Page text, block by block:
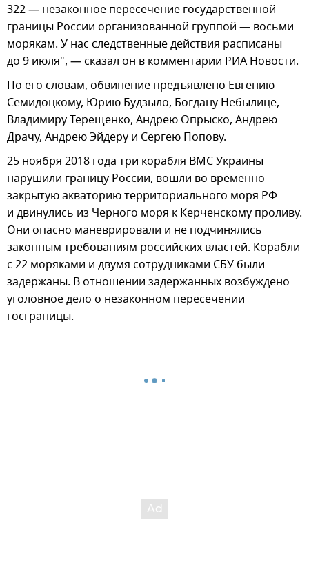
322 — незаконное пересечение государственной
границы России организованной группой — восьми
морякам. У нас следственные действия расписаны
до 9 июля", — сказал он в комментарии РИА Новости.
По его словам, обвинение предъявлено Евгению
Семидоцкому, Юрию Будзыло, Богдану Небылице,
Владимиру Терещенко, Андрею Опрыско, Андрею
Драчу, Андрею Эйдеру и Сергею Попову.
25 ноября 2018 года три корабля ВМС Украины
нарушили границу России, вошли во временно
закрытую акваторию территориального моря РФ
и двинулись из Черного моря к Керченскому проливу.
Они опасно маневрировали и не подчинялись
законным требованиям российских властей. Корабли
с 22 моряками и двумя сотрудниками СБУ были
задержаны. В отношении задержанных возбуждено
уголовное дело о незаконном пересечении
госграницы.